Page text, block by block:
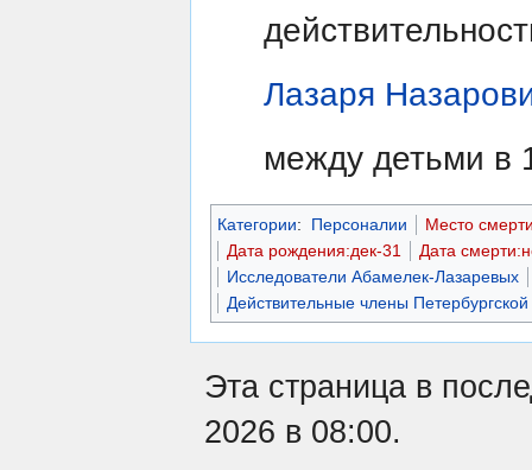
Лазаря
между детьми в
Категории: Персоналии
Место
Дата рождения:дек-31
Дата
Исследователи Абамелек-Лазаревых
Действительные члены
Эта страница в
2026 в 08:00.